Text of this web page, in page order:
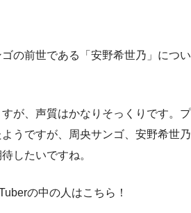
の前世である「安野希世乃」につい
が、声質はかなりそっくりです。プ
うですが、周央サンゴ、安野希世乃
したいですね。
の中の人はこちら！